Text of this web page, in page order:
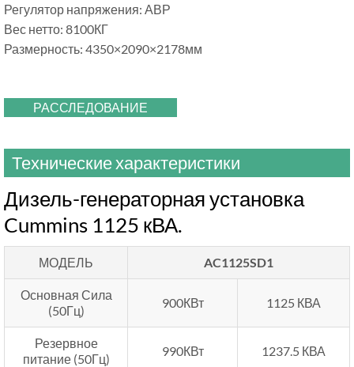
Регулятор напряжения: АВР
Вес нетто: 8100КГ
Размерность: 4350×2090×2178мм
РАССЛЕДОВАНИЕ
Технические характеристики
Дизель-генераторная установка
Cummins 1125 кВА.
МОДЕЛЬ AC1125SD1
Основная Сила
(50Гц)
900КВт 1125 КВА
Резервное
питание (50Гц)
990КВт 1237.5 КВА